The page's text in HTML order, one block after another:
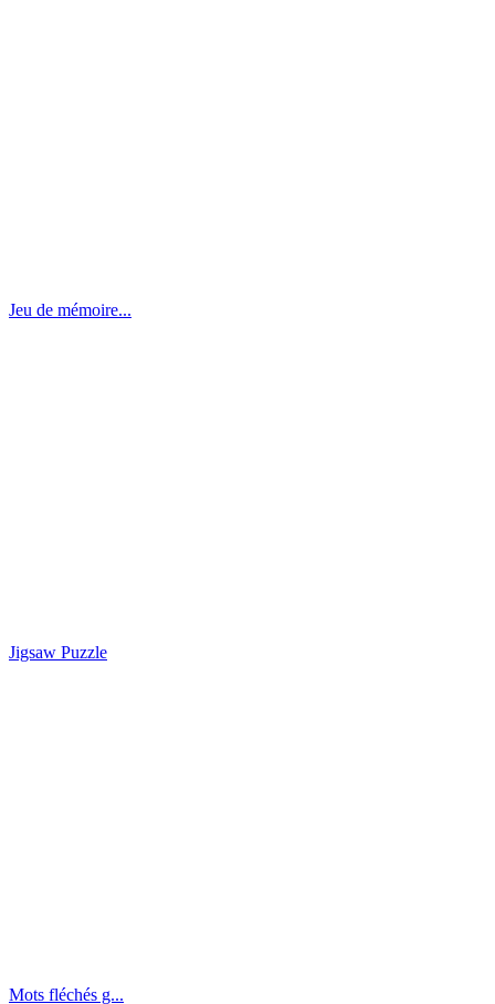
Jeu de mémoire...
Jigsaw Puzzle
Mots fléchés g...